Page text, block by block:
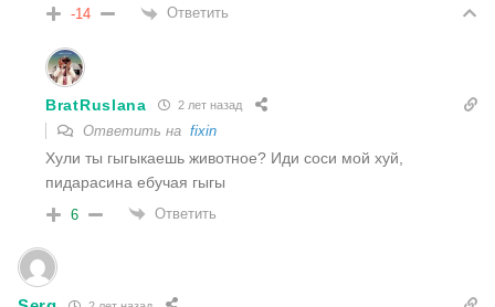
-14 Ответить
BratRuslana 2 лет назад
Ответить на fixin
Хули ты гыгыкаешь животное? Иди соси мой хуй,
пидарасина ебучая гыгы
6 Ответить